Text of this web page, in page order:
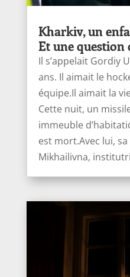
Kharkiv, un
Et une question
Il s’appelait Gordiy
ans. Il aimait le
équipe.Il aimait la
Cette nuit, un
immeuble
est mort.Avec lui,
Mikhailivna,